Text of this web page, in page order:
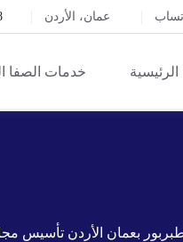
عمان، الأردن
الرئيسية خدمات الصفا
بعمان الأردن